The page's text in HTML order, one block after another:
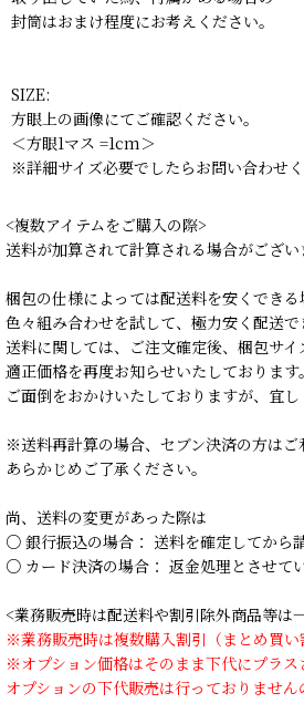
封筒はおまけ程度にお考えください。
SIZE:
方眼上の画像にてご確認ください。
＜方眼1マス =1cm＞
※詳細サイズ必要でしたらお問い合わせく
<複数アイテムをご購入の際>
送料が加算されて計算される場合がござい
梱包の仕様によっては配送料を安くできる
色々組み合わせを試して、極力安く配送で
送料に関しては、ご注文確定後、梱包サイ
適正価格を再度お知らせいたしております。
ご面倒をおかけいたしておりますが、宜し
※送料再計算の場合、セブン決済の方は
あらかじめご了承ください。
尚、送料の変更があった際は
○ 銀行振込の場合： 送料を確定してから
○ カード決済の場合： 返金処理とさせて
<業務販売時は配送料や割引除外商品等は
※業務販売時は複数購入割引（まとめ買い
※オプション価格はそのまま下代にプラス
オプションの下代販売は行っておりません